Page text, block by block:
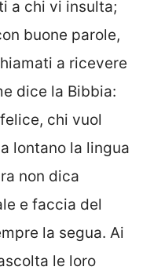
a chi vi insulta;
buone parole,
a ricevere
dice la Bibbia:
chi vuol
lontano la lingua
non dica
e faccia del
la segua. Ai
le loro